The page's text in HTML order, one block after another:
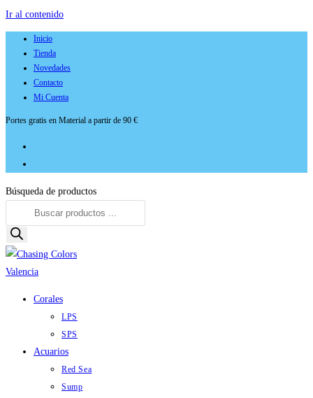
Ir al contenido
Inicio
Tienda
Novedades
Contacto
Mi Cuenta
Portes gratis en Material a partir de 90 €
Búsqueda de productos
Corales
LPS
SPS
Acuarios
Red Sea
Sump